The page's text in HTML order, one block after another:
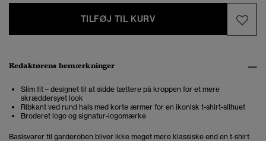
TILFØJ TIL KURV
Redaktørens bemærkninger
Slim fit – designet til at sidde tættere på kroppen for et mere
skræddersyet look
Ribkant ved rund hals med korte ærmer for en ikonisk t-shirt-silhuet
Broderet logo og signatur-logomærke
Basisvarer til garderoben bliver ikke meget mere klassiske end en t-shirt